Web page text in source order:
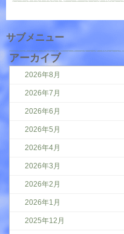
サブメニュー
アーカイブ
2026年8月
2026年7月
2026年6月
2026年5月
2026年4月
2026年3月
2026年2月
2026年1月
2025年12月